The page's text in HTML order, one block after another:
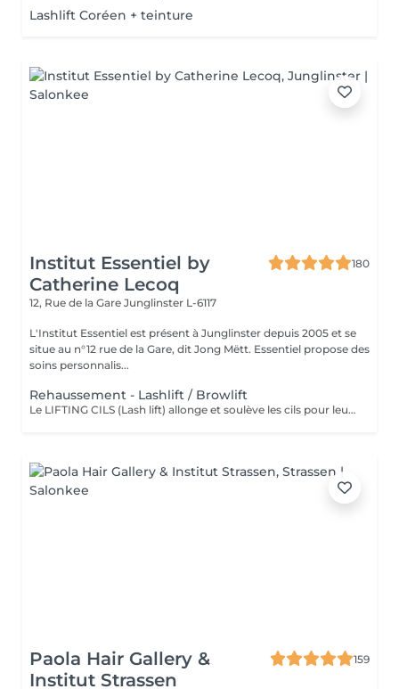
Lashlift Coréen + teinture
Institut Essentiel by
Catherine Lecoq
180
12, Rue de la Gare Junglinster L-6117
L'Institut Essentiel est présent à Junglinster depuis 2005 et se
situe au n°12 rue de la Gare, dit Jong Mëtt. Essentiel propose des
soins personnalis...
Rehaussement - Lashlift / Browlift
Le LIFTING CILS (Lash lift) allonge et soulève les cils pour leur donner un "effet mascara". Cela rajeunit et ouvre le regard. Convient également aux cils courts. Important: déconseillé pendant la grossesse. Retirer les lentilles avant l'intervention! Le LIFTING SOURCILS (Brow lift) dresse les poils et épaissit ainsi les sourcils. Cela permet de redéfinir la ligne des sourcils. Effet anti-âge garantit! Tenue du lifting (4-6 semaines) sans entretien
Paola Hair Gallery &
Institut Strassen
159